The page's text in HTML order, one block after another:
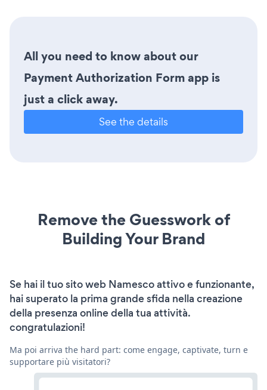
All you need to know about our
Payment Authorization Form app is
just a click away.
See the details
Remove the Guesswork of
Building Your Brand
Se hai il tuo sito web Namesco attivo e funzionante,
hai superato la prima grande sfida nella creazione
della presenza online della tua attività.
congratulazioni!
Ma poi arriva the hard part: come engage, captivate, turn e
supportare più visitatori?